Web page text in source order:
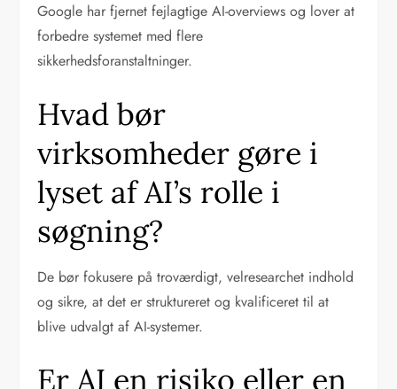
Google har fjernet fejlagtige AI-overviews og lover at
forbedre systemet med flere
sikkerhedsforanstaltninger.
Hvad bør
virksomheder gøre i
lyset af AI’s rolle i
søgning?
De bør fokusere på troværdigt, velresearchet indhold
og sikre, at det er struktureret og kvalificeret til at
blive udvalgt af AI-systemer.
Er AI en risiko eller en